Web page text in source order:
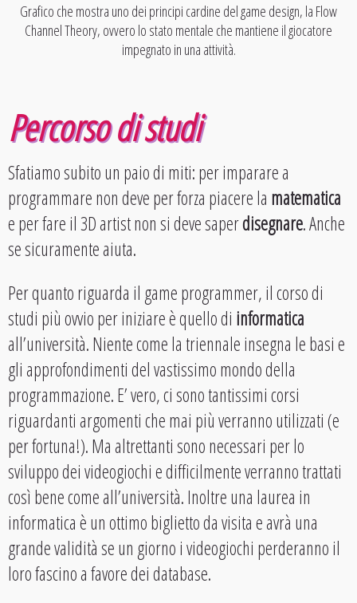
Grafico che mostra uno dei principi cardine del game design, la Flow
Channel Theory, ovvero lo stato mentale che mantiene il giocatore
impegnato in una attività.
Percorso di studi
Sfatiamo subito un paio di miti: per imparare a
programmare non deve per forza piacere la matematica
e per fare il 3D artist non si deve saperdisegnare. Anche
se sicuramente aiuta.
Per quanto riguarda il game programmer, il corso di
studi più ovvio per iniziare è quello di informatica
all’università. Niente come la triennale insegna le basi e
gli approfondimenti del vastissimo mondo della
programmazione. E’ vero, ci sono tantissimi corsi
riguardanti argomenti che mai più verranno utilizzati (e
per fortuna!). Ma altrettanti sono necessari per lo
sviluppo dei videogiochi e difficilmente verranno trattati
così bene come all’università. Inoltre una laurea in
informatica è un ottimo biglietto da visita e avrà una
grande validità se un giorno i videogiochi perderanno il
loro fascino a favore dei database.